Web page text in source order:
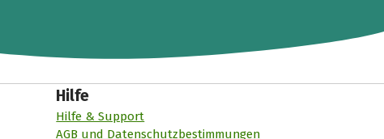
Hilfe
Hilfe & Support
AGB und Datenschutzbestimmungen